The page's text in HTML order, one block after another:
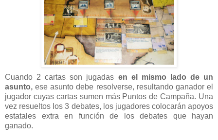
Cuando 2 cartas son jugadas en el mismo lado de un
asunto,ese asunto debe resolverse, resultando ganador el
jugador cuyas cartas sumen más Puntos de Campaña. Una
vez resueltos los 3 debates, los jugadores colocarán apoyos
estatales extra en función de los debates que hayan
ganado.